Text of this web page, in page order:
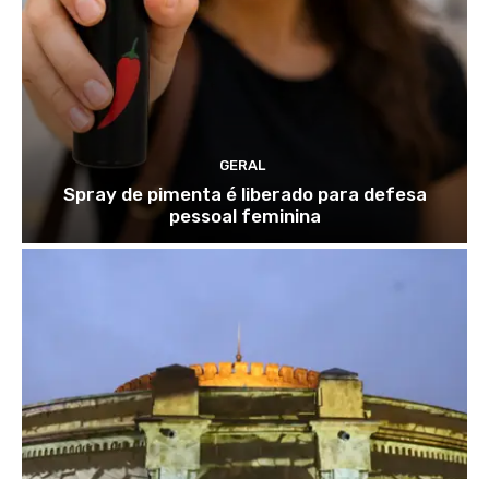
GERAL
Spray de pimenta é liberado para defesa
pessoal feminina